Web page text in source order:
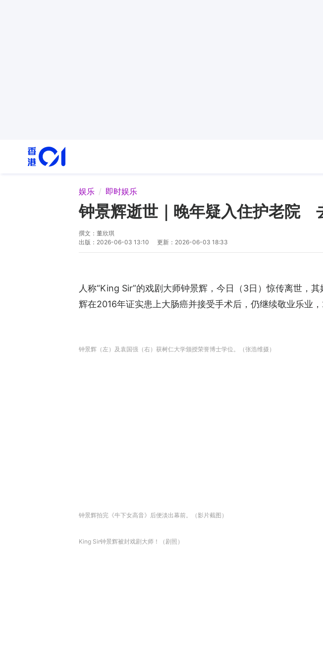
娱乐 即时娱乐
钟景辉逝世｜晚年疑入住护老院
撰文： 董欣琪
出版： 2026-06-03 13:10 更新： 2026-06-03 18:33
人称“King Sir”的戏剧大师钟景辉，今日（3日）惊传离世，
辉在2016年证实患上大肠癌并接受手术后，仍继续敬业乐业
钟景辉（左）及袁国强（右）获树仁大学颁授荣誉博士学位。（张浩维摄）
钟景辉拍完《牛下女高音》后便淡出幕前。（影片截图）
King Sir钟景辉被封戏剧大师！（剧照）